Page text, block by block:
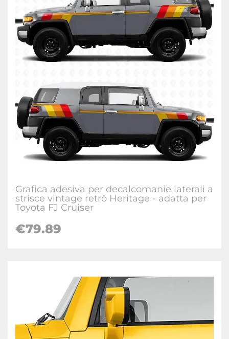
Grafica adesiva per decalcomanie laterali a
strisce vintage retrò Heritage - adatta per
Toyota FJ Cruiser
€79.89